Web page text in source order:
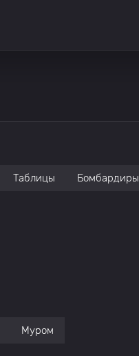
Таблицы Бомбардиры
Муром